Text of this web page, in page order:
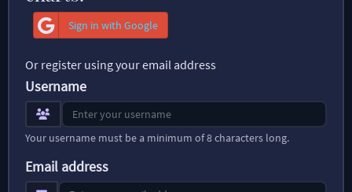
Sign in with Google
Or register using your email address
Username
Your username must be a minimum of 8 characters long.
Email address